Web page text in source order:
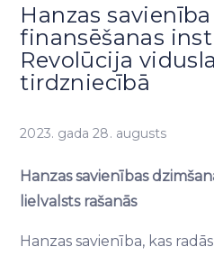
Hanzas
finansēšanas
Revolūcija
tirdzniecībā
2023. gada 28. augusts
Hanzas savienības
lielvalsts rašanās
Hanzas savienība, kas